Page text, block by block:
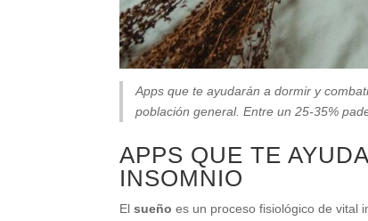
Apps que te ayudarán a dormir y
población general. Entre un 25-35%
APPS QUE TE
INSOMNIO
Elsueño es un proceso fisiológico de vital